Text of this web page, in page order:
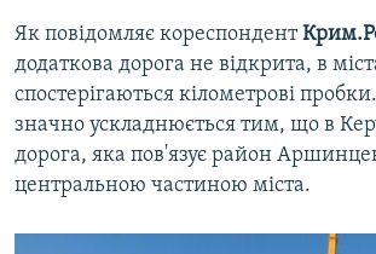
Як повідомляє кореспондент
додаткова дорога не відкрита, в
спостерігаються кілометрові
значно ускладнюється тим, що в
дорога, яка пов'язує район
центральною частиною міста.